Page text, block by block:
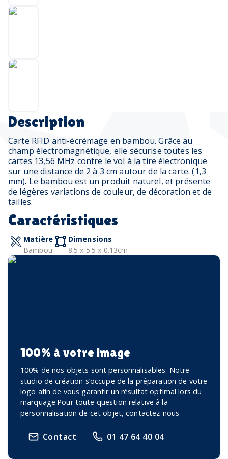
Description
Carte RFID anti-écrémage en bambou. Grâce au
champ électromagnétique, elle sécurise toutes les
cartes 13,56 MHz contre le vol à la tire électronique
sur une distance de 2 à 3 cm autour de la carte. (1,3
mm). Le bambou est un produit naturel, et présente
de légères variations de couleur, de décoration et de
tailles.
Caractéristiques
Matière
Bambou
Dimensions
8.5 x 5.5 x 0.13cm
100% à votre image
100% de nos objets sont personnalisables. Notre
studio de création s’occupe de la préparation de votre
logo afin de vous garantir un résultat optimal lors du
marquage.Pour toute question relative à la
personnalisation de cet objet, contactez-nous
Contact 01 47 64 40 04